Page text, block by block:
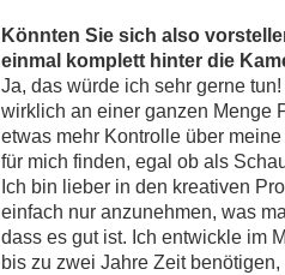
Könnten Sie sich also
einmal komplett hinter die
Ja, das würde ich sehr gerne
wirklich an einer ganzen Menge
etwas mehr Kontrolle über
für mich finden, egal ob als
Ich bin lieber in den kreativen
einfach nur anzunehmen, was
dass es gut ist. Ich entwickle im
bis zu zwei Jahre Zeit